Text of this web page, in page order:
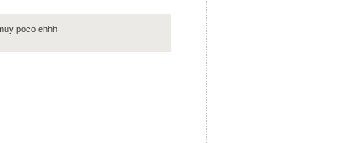
poco ehhh